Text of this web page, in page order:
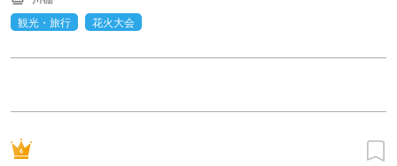
観光・旅行
花火大会